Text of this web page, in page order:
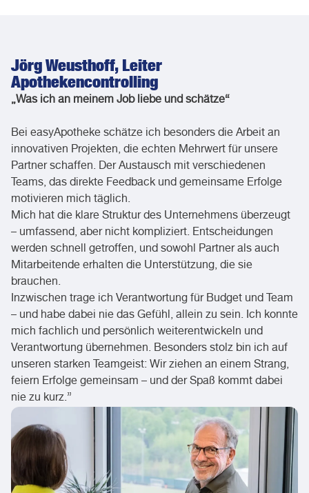
Jörg Weusthoff, Leiter
Apothekencontrolling
„Was ich an meinem Job liebe und schätze“
Bei easyApotheke schätze ich besonders die Arbeit an
innovativen Projekten, die echten Mehrwert für unsere
Partner schaffen. Der Austausch mit verschiedenen
Teams, das direkte Feedback und gemeinsame Erfolge
motivieren mich täglich.
Mich hat die klare Struktur des Unternehmens überzeugt
– umfassend, aber nicht kompliziert. Entscheidungen
werden schnell getroffen, und sowohl Partner als auch
Mitarbeitende erhalten die Unterstützung, die sie
brauchen.
Inzwischen trage ich Verantwortung für Budget und Team
– und habe dabei nie das Gefühl, allein zu sein. Ich konnte
mich fachlich und persönlich weiterentwickeln und
Verantwortung übernehmen. Besonders stolz bin ich auf
unseren starken Teamgeist: Wir ziehen an einem Strang,
feiern Erfolge gemeinsam – und der Spaß kommt dabei
nie zu kurz.”